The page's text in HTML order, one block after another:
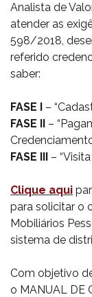
Analista de
atender as
598/2018,
referido
saber:
FASE I –
FASE II –
FASE III –
Clique aqui
para solicitar o
Mobiliários
sistema de
Com objetivo
o MANUAL DE